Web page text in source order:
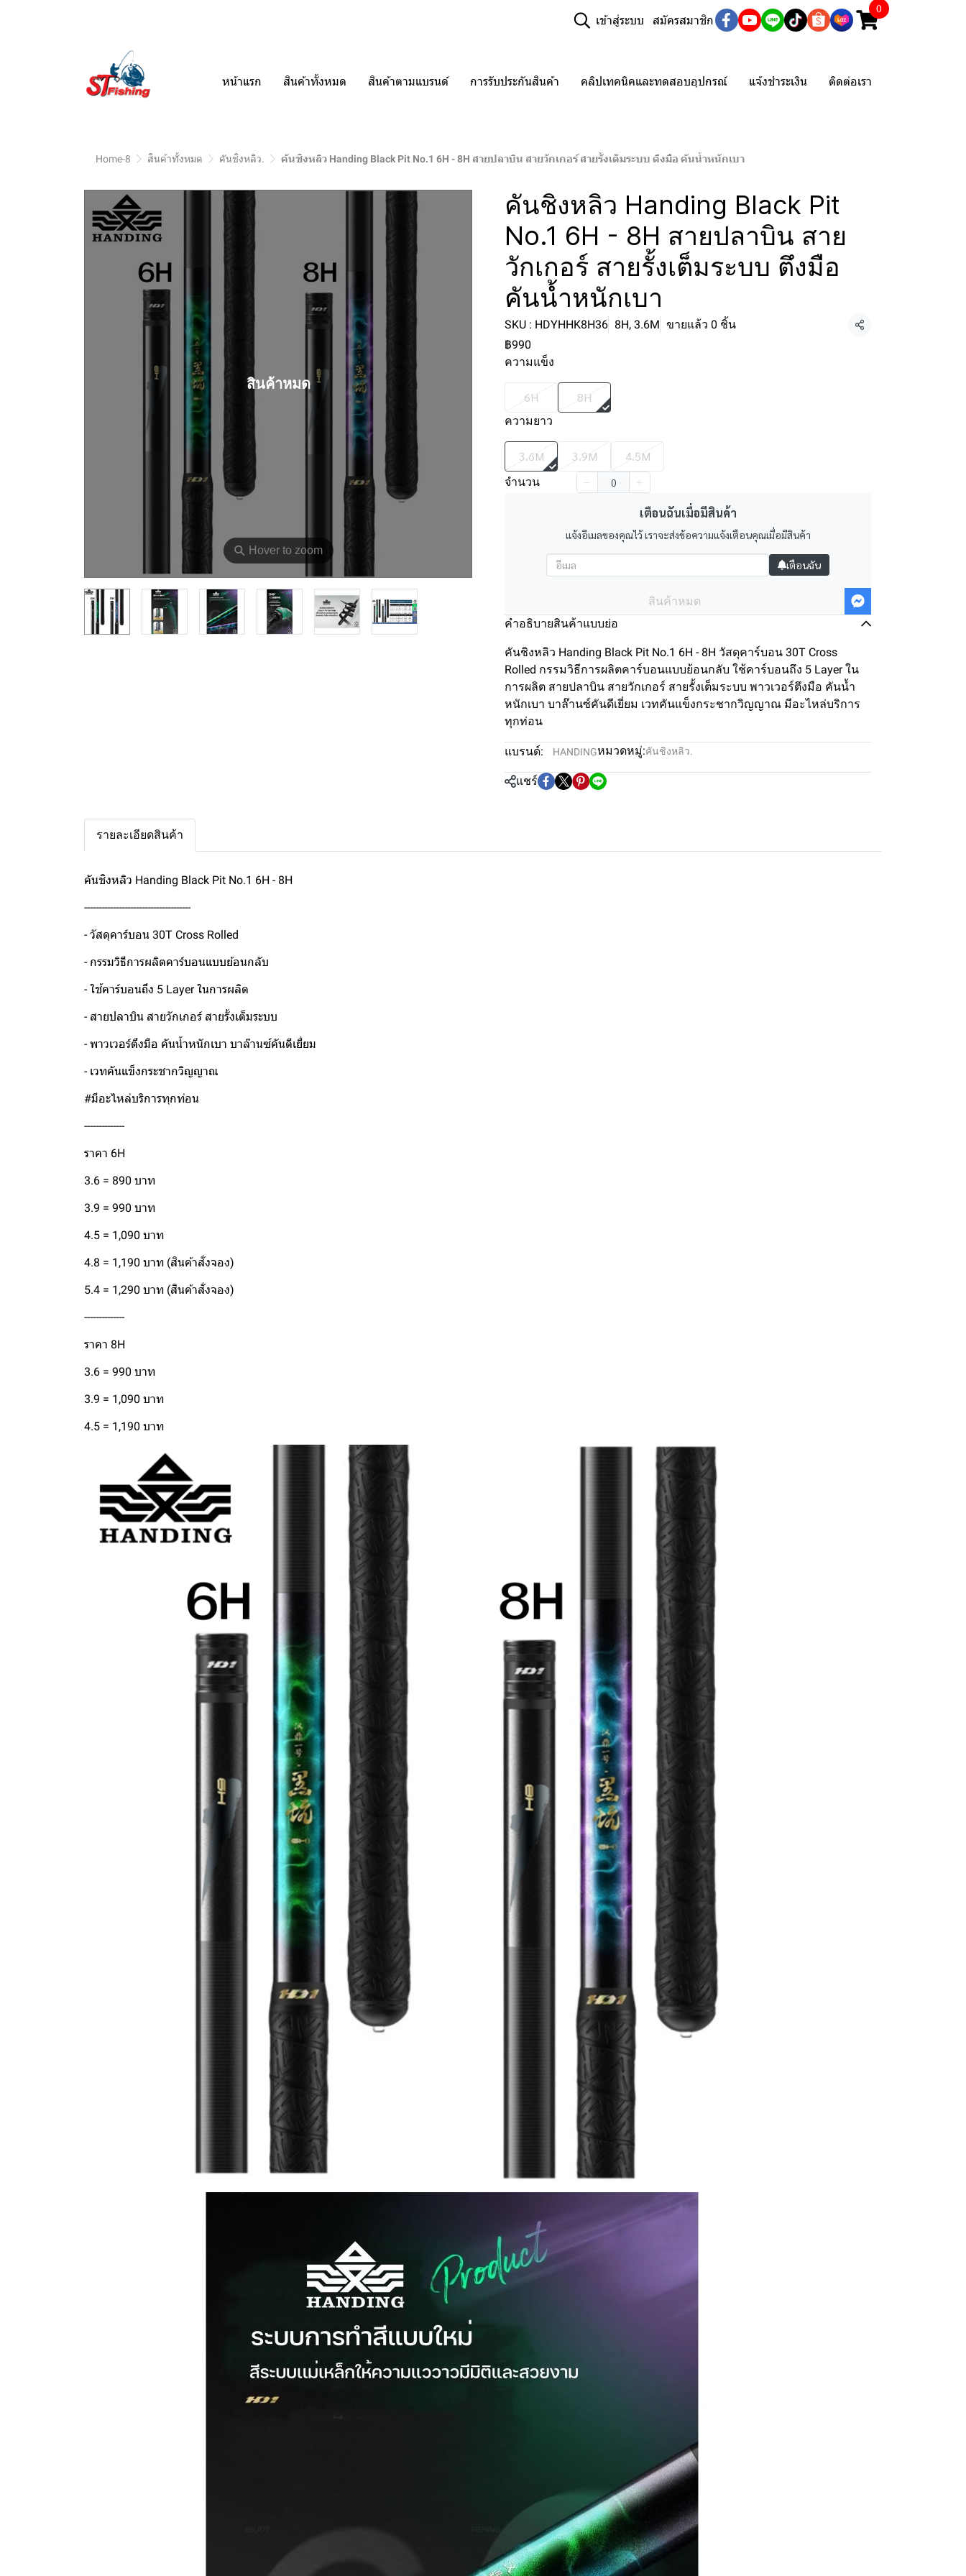
เข้าสู่ระบบ สมัครสมาชิก
0
หน้าแรก สินค้าทั้งหมด สินค้าตามแบรนด์ การรับประกันสินค้า คลิปเทคนิคและทดสอบอุปกรณ์ แจ้งชำระเงิน ติดต่อเรา
Home-8 สินค้าทั้งหมด คันชิงหลิว. คันชิงหลิว Handing Black Pit No.1 6H - 8H สายปลาบิน สายวักเกอร์ สายรั้งเต็มระบบ ตึงมือ คันน้ำหนักเบา
⚲ Hover to zoom
สินค้าหมด
คันชิงหลิว Handing Black Pit
No.1 6H - 8H สายปลาบิน สาย
วักเกอร์ สายรั้งเต็มระบบ ตึงมือ
คันน้ำหนักเบา
SKU : HDYHHK8H36 8H, 3.6M ขายแล้ว 0 ชิ้น แชร์
฿990
ความแข็ง
6H 8H
ความยาว
3.6M 3.9M 4.5M
จำนวน
เตือนฉันเมื่อมีสินค้า
แจ้งอีเมลของคุณไว้ เราจะส่งข้อความแจ้งเตือนคุณเมื่อมีสินค้า
เตือนฉัน
สินค้าหมด
คำอธิบายสินค้าแบบย่อ
คันชิงหลิว Handing Black Pit No.1 6H - 8H วัสดุคาร์บอน 30T Cross
Rolled กรรมวิธีการผลิตคาร์บอนแบบย้อนกลับ ใช้คาร์บอนถึง 5 Layer ใน
การผลิต สายปลาบิน สายวักเกอร์ สายรั้งเต็มระบบ พาวเวอร์ตึงมือ คันน้ำ
หนักเบา บาล๊านซ์คันดีเยี่ยม เวทคันแข็งกระชากวิญญาณ มีอะไหล่บริการ
ทุกท่อน
แบรนด์: HANDINGหมวดหมู่:คันชิงหลิว.
แชร์
รายละเอียดสินค้า
คันชิงหลิว Handing Black Pit No.1 6H - 8H
-------------------------------------
- วัสดุคาร์บอน 30T Cross Rolled
- กรรมวิธีการผลิตคาร์บอนแบบย้อนกลับ
- ใช้คาร์บอนถึง 5 Layer ในการผลิต
- สายปลาบิน สายวักเกอร์ สายรั้งเต็มระบบ
- พาวเวอร์ตึงมือ คันน้ำหนักเบา บาล๊านซ์คันดีเยี่ยม
- เวทคันแข็งกระชากวิญญาณ
#มีอะไหล่บริการทุกท่อน
--------------
ราคา 6H
3.6 = 890 บาท
3.9 = 990 บาท
4.5 = 1,090 บาท
4.8 = 1,190 บาท (สินค้าสั่งจอง)
5.4 = 1,290 บาท (สินค้าสั่งจอง)
--------------
ราคา 8H
3.6 = 990 บาท
3.9 = 1,090 บาท
4.5 = 1,190 บาท